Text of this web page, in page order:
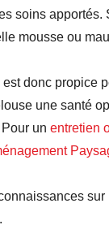
soins
mousse ou
donc propice
une santé
un entretien
.